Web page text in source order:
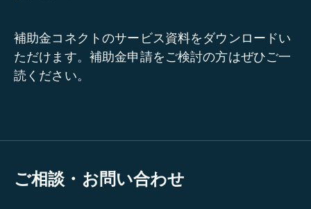
補助金コネクトのサービス資料をダウンロードい
ただけます。補助金申請をご検討の方はぜひご一
読ください。
ご相談・お問い合わせ